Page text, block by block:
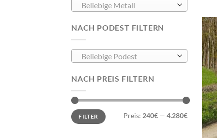
Beliebige Metall
NACH PODEST FILTERN
Beliebige Podest
NACH PREIS FILTERN
Min.
Preis
Max.
PreisFILTER Preis: 240€ — 4.280€